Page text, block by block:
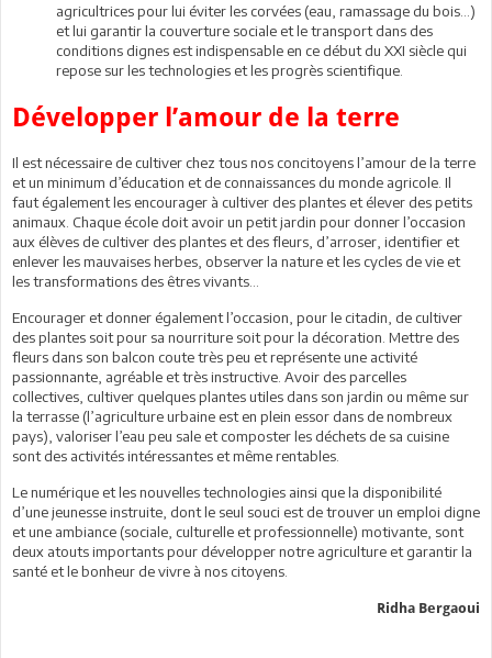
agricultrices pour lui éviter les corvées (eau, ramassage du bois…)
et lui garantir la couverture sociale et le transport dans des
conditions dignes est indispensable en ce début du XXI siècle qui
repose sur les technologies et les progrès scientifique.
Développer l’amour de la terre
Il est nécessaire de cultiver chez tous nos concitoyens l’amour de la terre
et un minimum d’éducation et de connaissances du monde agricole. Il
faut également les encourager à cultiver des plantes et élever des petits
animaux. Chaque école doit avoir un petit jardin pour donner l’occasion
aux élèves de cultiver des plantes et des fleurs, d’arroser, identifier et
enlever les mauvaises herbes, observer la nature et les cycles de vie et
les transformations des êtres vivants…
Encourager et donner également l’occasion, pour le citadin, de cultiver
des plantes soit pour sa nourriture soit pour la décoration. Mettre des
fleurs dans son balcon coute très peu et représente une activité
passionnante, agréable et très instructive. Avoir des parcelles
collectives, cultiver quelques plantes utiles dans son jardin ou même sur
la terrasse (l’agriculture urbaine est en plein essor dans de nombreux
pays), valoriser l’eau peu sale et composter les déchets de sa cuisine
sont des activités intéressantes et même rentables.
Le numérique et les nouvelles technologies ainsi que la disponibilité
d’une jeunesse instruite, dont le seul souci est de trouver un emploi digne
et une ambiance (sociale, culturelle et professionnelle) motivante, sont
deux atouts importants pour développer notre agriculture et garantir la
santé et le bonheur de vivre à nos citoyens.
Ridha Bergaoui